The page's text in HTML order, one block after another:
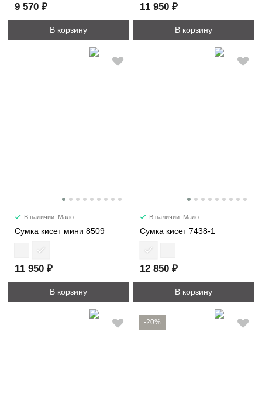
9 570 ₽
В корзину
11 950 ₽
В корзину
В наличии: Мало
Сумка кисет мини 8509
11 950 ₽
В корзину
В наличии: Мало
Сумка кисет 7438-1
12 850 ₽
В корзину
-20%